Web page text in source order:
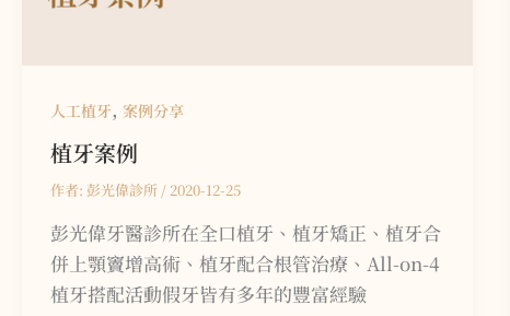
人工植牙, 案例分享
植牙案例
作者: 彭光偉診所 / 2020-12-25
彭光偉牙醫診所在全口植牙、植牙矯正、植牙合
併上顎竇增高術、植牙配合根管治療、All-on-4
植牙搭配活動假牙皆有多年的豐富經驗